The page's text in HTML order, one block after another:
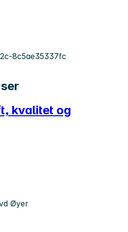
8c5ae35337fc
kvalitet og
Øyer